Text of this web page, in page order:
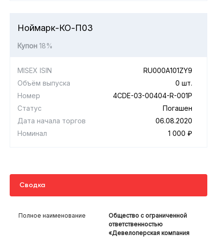
Ноймарк-КО-П03
Купон 18%
MISEX ISIN
RU000A101ZY9
Объём выпуска
0 шт.
Номер
4CDE-03-00404-R-001P
Статус
Погашен
Дата начала торгов
06.08.2020
Номинал
1 000 ₽
Сводка
Полное наименование
Общество с ограниченной
ответственностью
«Девелоперская компания